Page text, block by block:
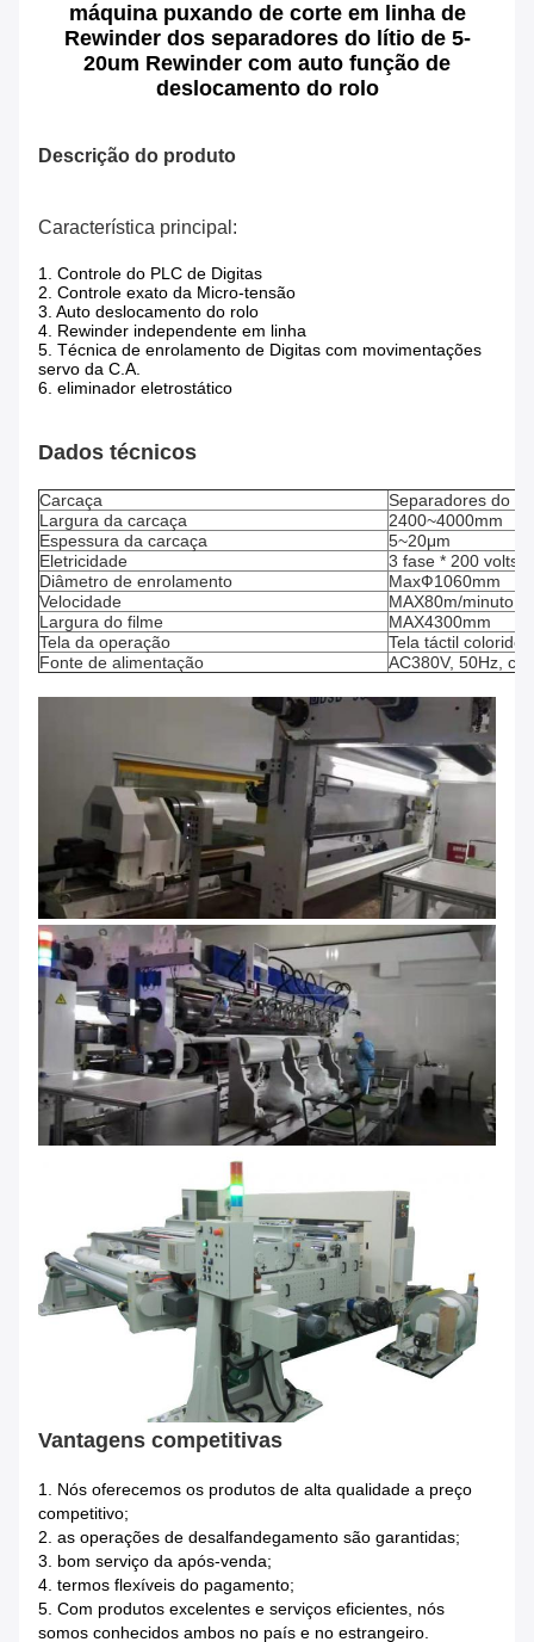
máquina puxando de corte em linha de
Rewinder dos separadores do lítio de 5-
20um Rewinder com auto função de
deslocamento do rolo
Descrição do produto
Característica principal:
1. Controle do PLC de Digitas
2. Controle exato da Micro-tensão
3. Auto deslocamento do rolo
4. Rewinder independente em linha
5. Técnica de enrolamento de Digitas com movimentações
servo da C.A.
6. eliminador eletrostático
Dados técnicos
Carcaça
Separadores do
Largura da carcaça
2400~4000mm
Espessura da carcaça
5~20μm
Eletricidade
3 fase * 200 volts
Diâmetro de enrolamento
MaxФ1060mm
Velocidade
MAX80m/minuto
Largura do filme
MAX4300mm
Tela da operação
Tela táctil colorido,
Fonte de alimentação
AC380V, 50Hz,
Vantagens competitivas
1. Nós oferecemos os produtos de alta qualidade a preço
competitivo;
2. as operações de desalfandegamento são garantidas;
3. bom serviço da após-venda;
4. termos flexíveis do pagamento;
5. Com produtos excelentes e serviços eficientes, nós
somos conhecidos ambos no país e no estrangeiro.